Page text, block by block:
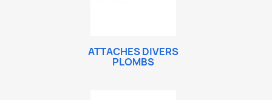
ATTACHES DIVERS
PLOMBS